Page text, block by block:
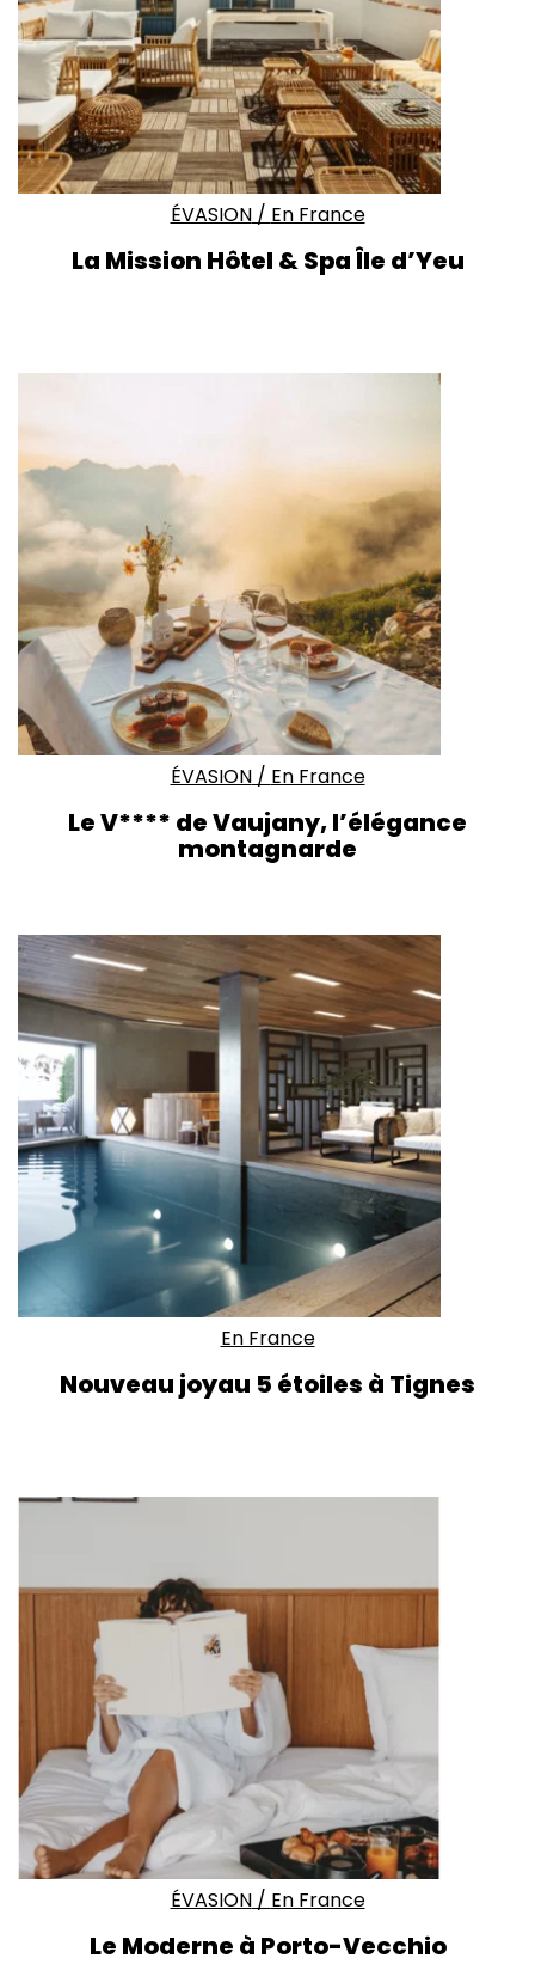
ÉVASION/ En France
La Mission Hôtel & Spa Île d’Yeu
ÉVASION/ En France
Le V**** de Vaujany, l’élégance
montagnarde
En France
Nouveau joyau 5 étoiles à Tignes
ÉVASION/ En France
Le Moderne à Porto-Vecchio